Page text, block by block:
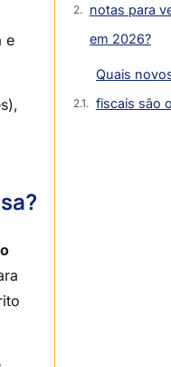
e
notas para
em 2026?
Quais
fiscais são